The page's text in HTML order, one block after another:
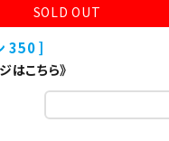
店舗用家具
SOLD OUT
350
はこちら》